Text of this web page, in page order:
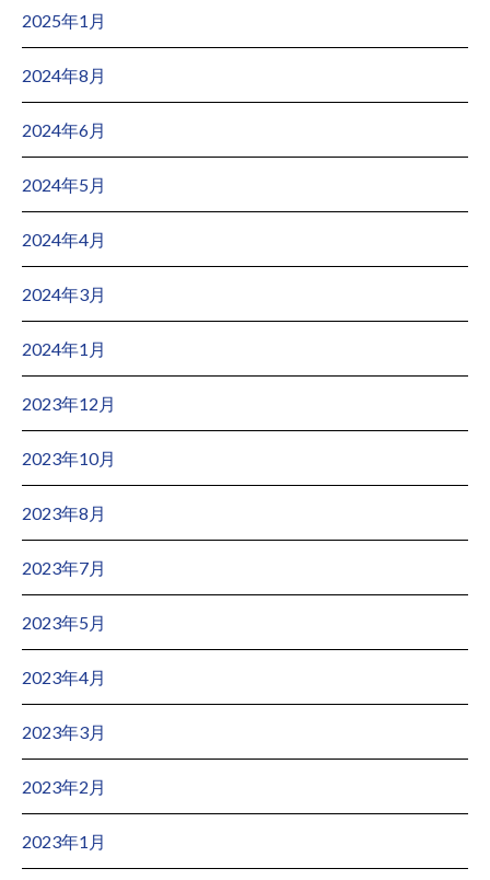
2025年1月
2024年8月
2024年6月
2024年5月
2024年4月
2024年3月
2024年1月
2023年12月
2023年10月
2023年8月
2023年7月
2023年5月
2023年4月
2023年3月
2023年2月
2023年1月